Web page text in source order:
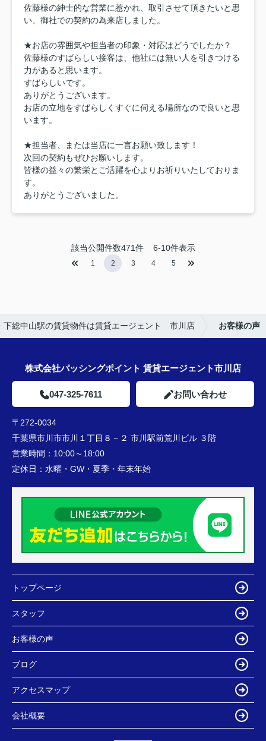
佐藤様の紳士的な営業に惹かれ、取引させて頂きたいと思
い、御社での契約の為来店しました。
★お店の雰囲気や担当者の印象・対応はどうでしたか？
佐藤様のすばらしい接客は、他社には無い人を引きつける
力があると思います。
すばらしいです。
ありがとうございます。
お店の立地をすばらしくすぐに伺える場所なので良いと思
います。
★担当者、または当店に一言お願い致します！
次回の契約もぜひお願いします。
皆様の益々の繁栄とご活躍を心よりお祈りいたしておりま
す。
ありがとうございました。
該当公開件数471件6-10件表示
1 2 3 4 5
下総中山駅の賃貸物件は賃貸エージェント 市川店 お客様の声
株式会社パッシングポイント 賃貸エージェント市川店
047-325-7611 お問い合わせ
〒272-0034
千葉県市川市市川１丁目８－２ 市川駅前荒川ビル ３階
営業時間： 10:00～18:00
定休日： 水曜・GW・夏季・年末年始
トップページ
スタッフ
お客様の声
ブログ
アクセスマップ
会社概要